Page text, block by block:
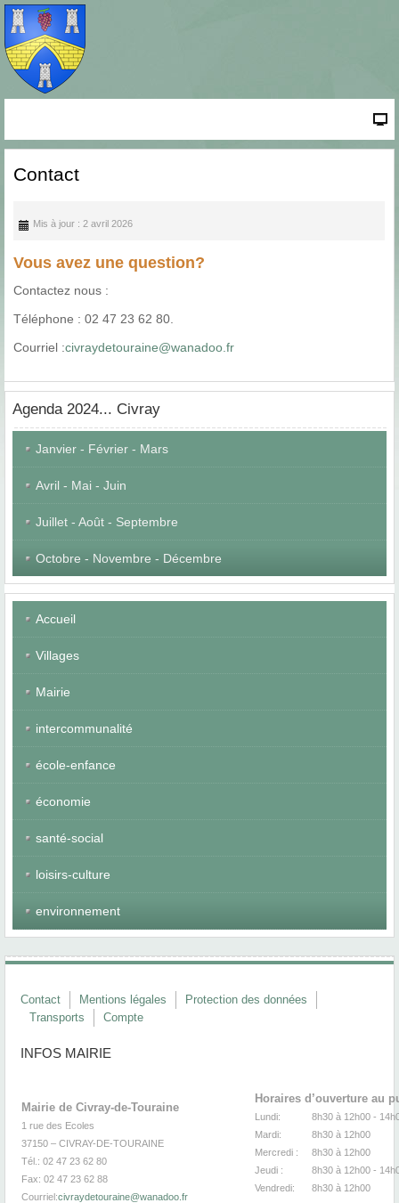
Contact
Mis à jour : 2 avril 2026
Vous avez une question?
Contactez nous :
Téléphone : 02 47 23 62 80.
Courriel :civraydetouraine@wanadoo.fr
Agenda2024... Civray
Janvier - Février - Mars
Avril - Mai - Juin
Juillet - Août - Septembre
Octobre - Novembre - Décembre
Accueil
Villages
Mairie
intercommunalité
école-enfance
économie
santé-social
loisirs-culture
environnement
Contact Mentions légales
Protection des données
Transports
Compte
INFOS MAIRIE
Mairie de Civray-de-Touraine
1 rue des Ecoles
37150 – CIVRAY-DE-TOURAINE
Tél.: 02 47 23 62 80
Fax: 02 47 23 62 88
Courriel:civraydetouraine@wanadoo.fr
Horaires d’ouverture au
Lundi:
8h30 à 12h00 -
Mardi:
8h30 à
Mercredi :
8h30 à
Jeudi :
8h30 à 12h00 -
Vendredi:
8h30 à